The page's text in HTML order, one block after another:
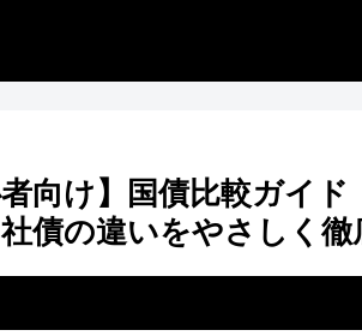
者向け】国債比較ガイ
債の違いをやさしく徹